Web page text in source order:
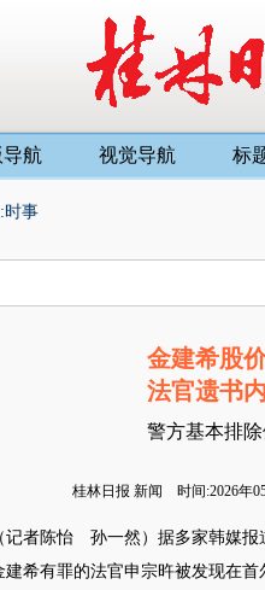
航 视觉导航 标
时事
金建希股
法官遗书
警方基本排
桂林日报 新闻 时间:2026年
陈怡 孙一然）据多家韩媒报
希有罪的法官申宗旿被发现在